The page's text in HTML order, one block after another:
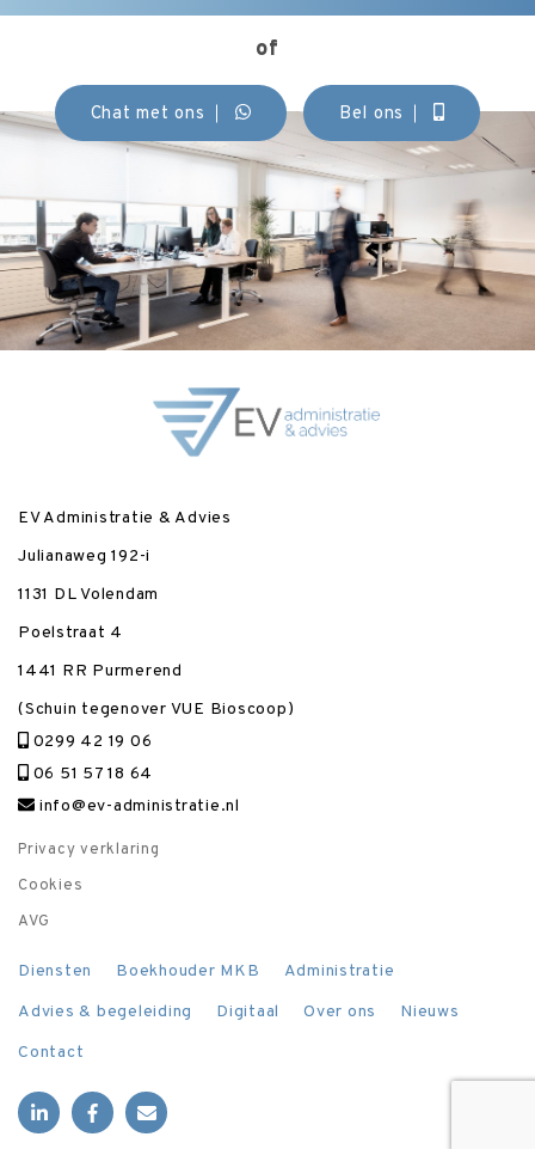
of
Chat met ons Bel ons
EV Administratie & Advies
Julianaweg 192-i
1131 DL Volendam
Poelstraat 4
1441 RR Purmerend
(Schuin tegenover VUE Bioscoop)
0299 42 19 06
06 51 57 18 64
info@ev-administratie.nl
Privacy verklaring
Cookies
AVG
Diensten Boekhouder MKB
Administratie
Advies & begeleiding
Digitaal Over ons
Nieuws
Contact